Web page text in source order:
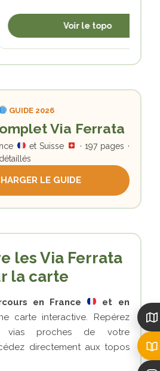
Voir le topo
GUIDE 2026
Via Ferrata
et Suisse
· 197 pages ·
LE GUIDE
les Via Ferrata
la carte
en France
et en
carte interactive. Repérez
vias proches de votre
directement aux topos